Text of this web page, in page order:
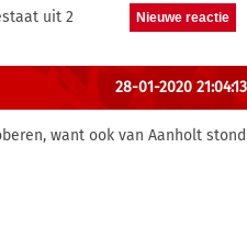
uit 2
28-01-2020 21:04:13
want ook van Aanholt stond